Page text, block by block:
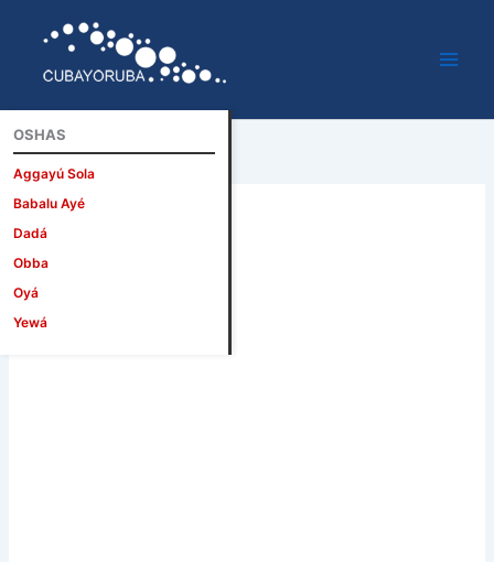
contenido
OSHAS
Aggayú Sola
Babalu Ayé
Dadá
Obba
Oyá
Yewá